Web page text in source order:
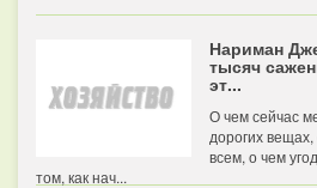
Нариман
тысяч
эт...
О чем сейчас
дорогих
всем, о чем
том, как нач...